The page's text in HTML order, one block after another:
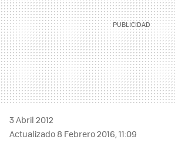
3 Abril 2012
Actualizado 8 Febrero 2016, 11:09